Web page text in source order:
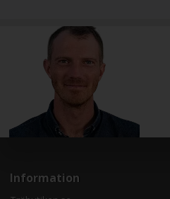
Information